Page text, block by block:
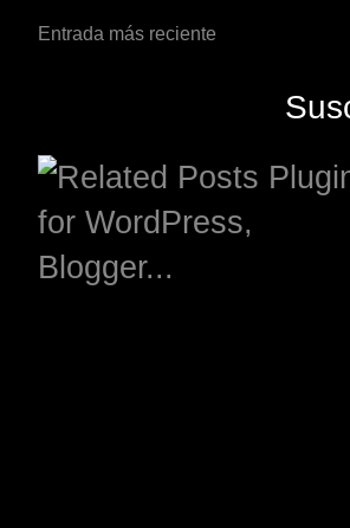
Entrada más reciente